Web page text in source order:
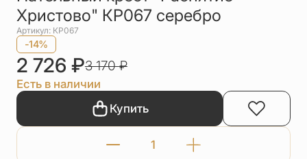
Христово" КР067 серебро
Артикул: КР067
-14%
2 726 ₽3 170₽
Есть в наличии
Купить
Количество